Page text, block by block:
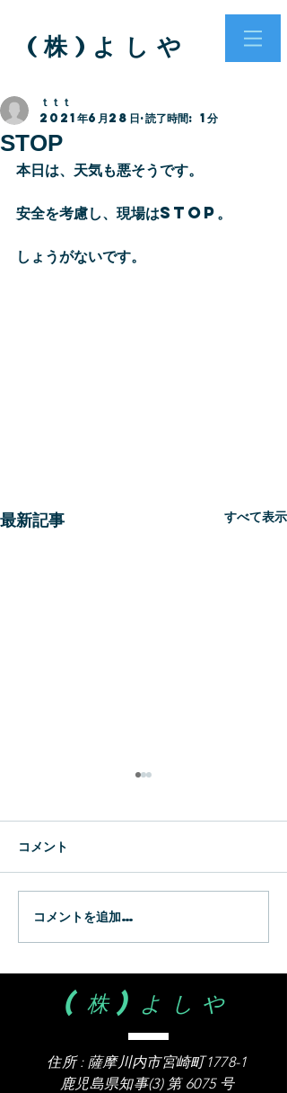
( 株 ) よ し や
STOP
ｔｔｔ
2021年6月28日 読了時間: 1分
本日は、天気も悪そうです。
安全を考慮し、現場はSTOP。
しょうがないです。
最新記事 すべて表示
コメント
コメントを追加…
(株)よしや
住所 : 薩摩川内市宮崎町1778-1
​鹿児島県知事(3) 第 6075 号